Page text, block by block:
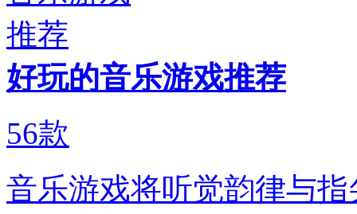
好玩的音乐游戏推荐
56款
音乐游戏将听觉韵律与